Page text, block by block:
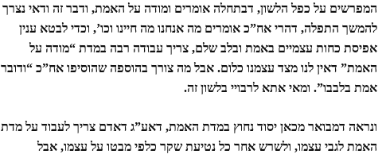
המפרשים על כפל הלשון, דבתחלה אומרים ומודה על האמת, ודבר זה ודאי נצרך
להמשך התפלה, דהרי אח”כ אומרים מה אנחנו מה חיינו וכו’, וכדי לבטא ענין
אפיסת כחות עצמיים באמת ובלב שלם, צריך עבודה רבה במדת “מודה על
האמת” דאין לנו מצד עצמנו כלום. אבל מה צורך בהוספה שהוסיפו אח”כ “ודובר
אמת בלבבו”. ומאי אתא לרבויי בלשון זה.
ונראה דמבואר מכאן יסוד נחוץ במדת האמת, דאע”ג דאדם צריך לעבוד על מדת
האמת לגבי עצמו, ולשרש אחר כל נטיעת שקר כלפי מבטו על עצמו, אבל